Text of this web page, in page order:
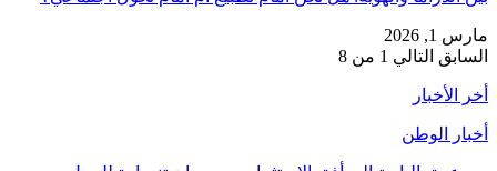
مارس 1, 2026
السابق التالي 1 من 8
أخر الأخبار
أخبار الوطن